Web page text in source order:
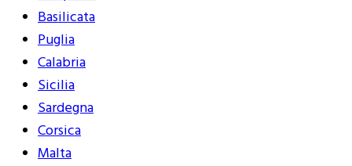
Basilicata
Puglia
Calabria
Sicilia
Sardegna
Corsica
Malta